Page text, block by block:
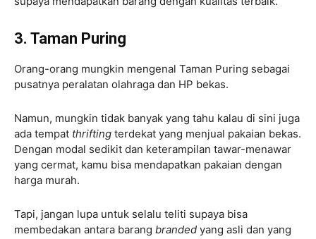
3. Taman Puring
Orang-orang mungkin mengenal Taman Puring sebagai
pusatnya peralatan olahraga dan HP bekas.
Namun, mungkin tidak banyak yang tahu kalau di sini juga
ada tempat thrifting terdekat yang menjual pakaian bekas.
Dengan modal sedikit dan keterampilan tawar-menawar
yang cermat, kamu bisa mendapatkan pakaian dengan
harga murah.
Tapi, jangan lupa untuk selalu teliti supaya bisa
membedakan antara barang branded yang asli dan yang